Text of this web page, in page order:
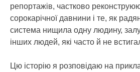
репортажів, частково
сорокарічної давнини і те, як
система нищила одну людину,
інших людей, які часто й не
Цю історію я розповідаю на